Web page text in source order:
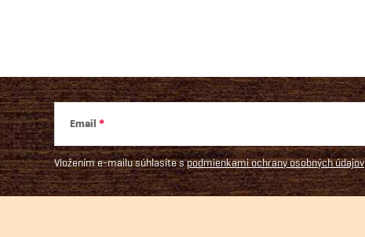
Email
Vložením e-mailu súhlasíte spodmienkami ochrany osobných údajov